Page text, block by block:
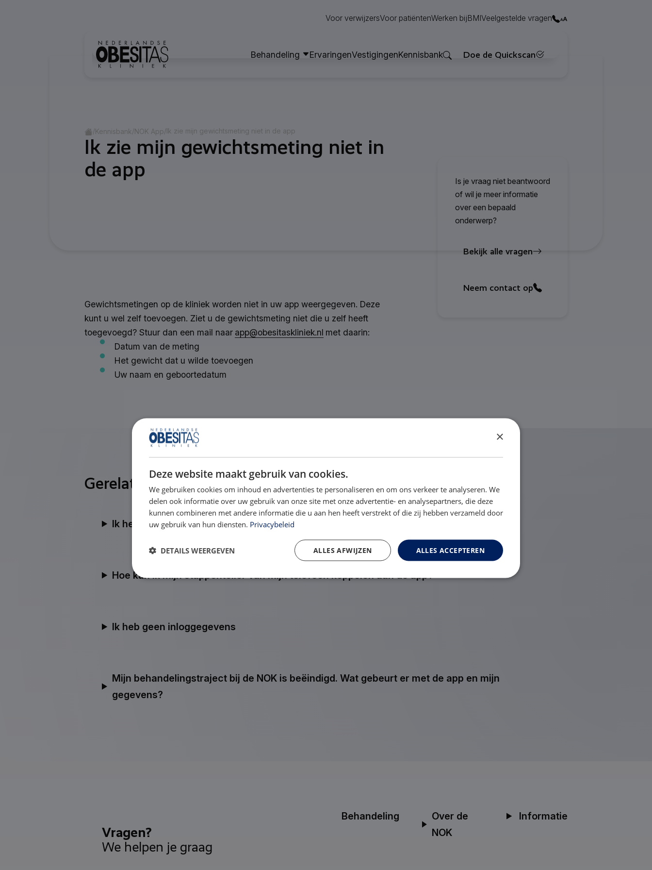
Voor verwijzersVoor patiëntenWerken bijBMIVeelgestelde vragen Contact
Behandeling ErvaringenVestigingenKennisbank Zoeken
Doe de Quickscan
Home
/Kennisbank/NOK App/Ik zie mijn gewichtsmeting niet in de app
Categorie: NOK App
Ik zie mijn gewichtsmeting niet in
de app
Gewichtsmetingen op de kliniek worden niet in uw app weergegeven. Deze
kunt u wel zelf toevoegen. Ziet u de gewichtsmeting niet die u zelf heeft
toegevoegd? Stuur dan een mail naar app@obesitaskliniek.nl met daarin:
Datum van de meting
Het gewicht dat u wilde toevoegen
Uw naam en geboortedatum
Is je vraag niet beantwoord
of wil je meer informatie
over een bepaald
onderwerp?
Bekijk alle vragen
Neem contact op
Gerelateerde vragen
Ik heb een verkeerde gewichtsmeting in de app
Hoe kan ik mijn stappenteller van mijn telefoon koppelen aan de app?
Ik heb geen inloggegevens
Mijn behandelingstraject bij de NOK is beëindigd. Wat gebeurt er met de app en mijn
gegevens?
Vragen?
We helpen je graag
Behandeling
Over de
NOK
Informatie
×
Deze website maakt gebruik van cookies.
We gebruiken cookies om inhoud en advertenties te personaliseren en om ons verkeer te analyseren. We
delen ook informatie over uw gebruik van onze site met onze advertentie- en analysepartners, die deze
kunnen combineren met andere informatie die u aan hen heeft verstrekt of die zij hebben verzameld door
uw gebruik van hun diensten. Privacybeleid
ALLES ACCEPTEREN
ALLES AFWIJZEN
DETAILS WEERGEVEN